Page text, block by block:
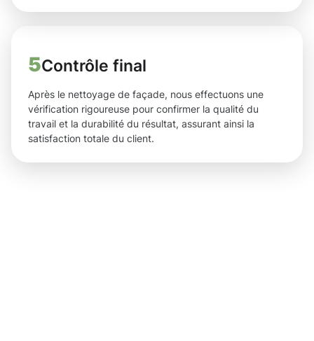
5Contrôle final
Après le nettoyage de façade, nous effectuons une
vérification rigoureuse pour confirmer la qualité du
travail et la durabilité du résultat, assurant ainsi la
satisfaction totale du client.